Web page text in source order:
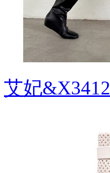
艾妃&X3412